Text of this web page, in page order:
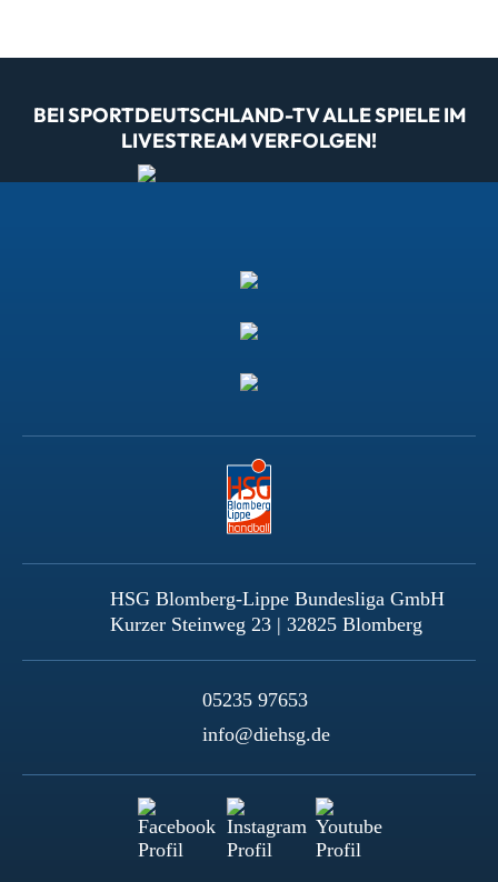
BEI SPORTDEUTSCHLAND-TV ALLE SPIELE IM
LIVESTREAM VERFOLGEN!
HSG Blomberg-Lippe Bundesliga GmbH
Kurzer Steinweg 23 | 32825 Blomberg
05235 97653
info@diehsg.de